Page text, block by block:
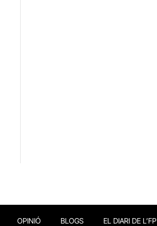
OPINIÓ BLOGS EL DIARI DE L’FP